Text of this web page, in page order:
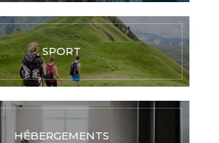
SPORT
HÉBERGEMENTS